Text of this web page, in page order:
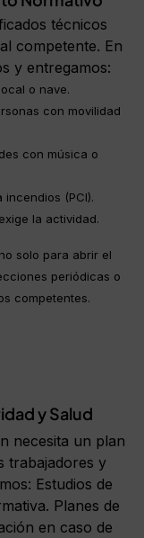
técnicos
competente. En
y entregamos:
o nave.
con movilidad
con música o
(PCI).
la actividad.
solo para abrir el
periódicas o
competentes.
y Salud
necesita un plan
trabajadores y
Estudios de
Planes de
en caso de